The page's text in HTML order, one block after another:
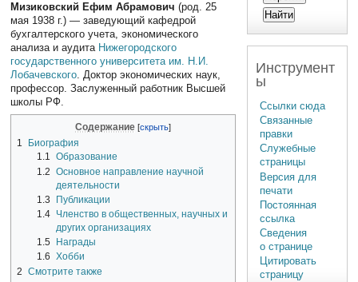
Мизиковский Ефим Абрамович (род. 25
мая 1938 г.) — заведующий кафедрой
бухгалтерского учета, экономического
анализа и аудита Нижегородского
государственного университета им. Н.И.
Лобачевского. Доктор экономических наук,
профессор. Заслуженный работник Высшей
школы РФ.
Содержание
1
Биография
1.1 Образование
1.2 Основное направление научной
деятельности
1.3
Публикации
1.4 Членство в общественных, научных и
других организациях
1.5
Награды
1.6 Хобби
2
Смотрите также
Инструмент
ы
Ссылки сюда
Связанные
правки
Служебные
страницы
Версия для
печати
Постоянная
ссылка
Сведения
о странице
Цитировать
страницу